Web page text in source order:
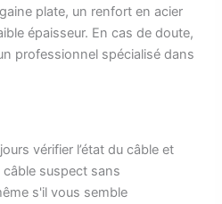
plate, un renfort en acier
épaisseur. En cas de doute,
professionnel spécialisé dans
vérifier l’état du câble et
câble suspect sans
s'il vous semble